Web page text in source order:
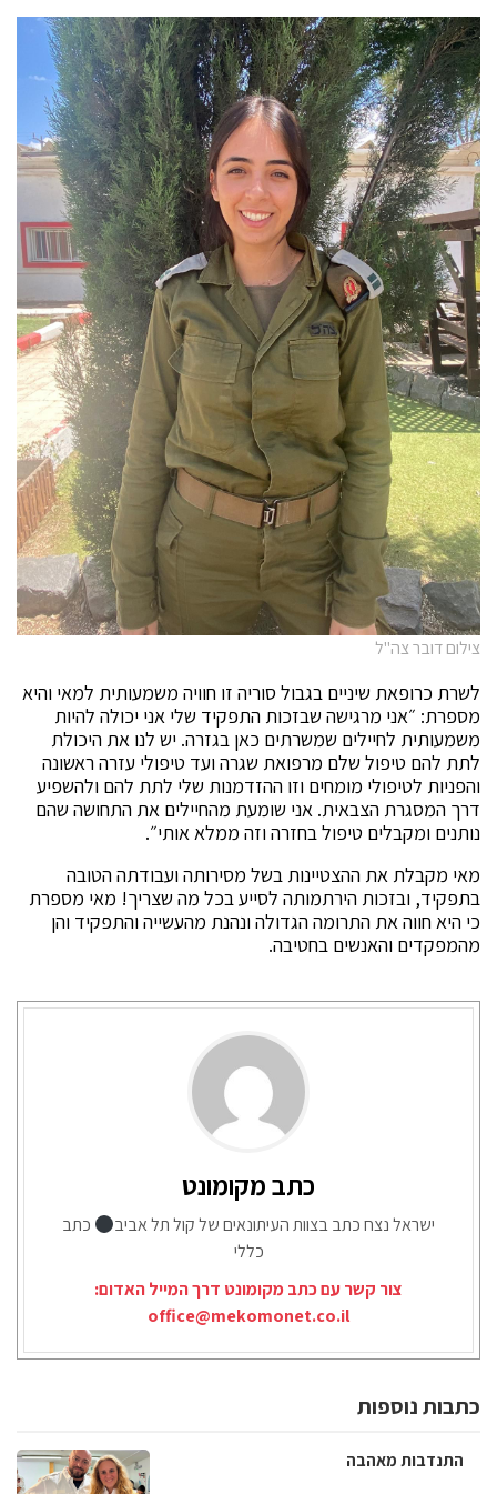
צילום דובר צה"ל
לשרת כרופאת שיניים בגבול סוריה זו חוויה משמעותית למאי והיא
מספרת: ״אני מרגישה שבזכות התפקיד שלי אני יכולה להיות
משמעותית לחיילים שמשרתים כאן בגזרה. יש לנו את היכולת
לתת להם טיפול שלם מרפואת שגרה ועד טיפולי עזרה ראשונה
והפניות לטיפולי מומחים וזו ההזדמנות שלי לתת להם ולהשפיע
דרך המסגרת הצבאית. אני שומעת מהחיילים את התחושה שהם
נותנים ומקבלים טיפול בחזרה וזה ממלא אותי״.
מאי מקבלת את ההצטיינות בשל מסירותה ועבודתה הטובה
בתפקיד, ובזכות הירתמותה לסייע בכל מה שצריך! מאי מספרת
כי היא חווה את התרומה הגדולה ונהנת מהעשייה והתפקיד והן
מהמפקדים והאנשים בחטיבה.
כתב מקומונט
ישראל נצח כתב בצוות העיתונאים של קול תל אביב
כתב
כללי
צור קשר עם כתב מקומונט דרך המייל האדום:
office@mekomonet.co.il
כתבות נוספות
התנדבות מאהבה